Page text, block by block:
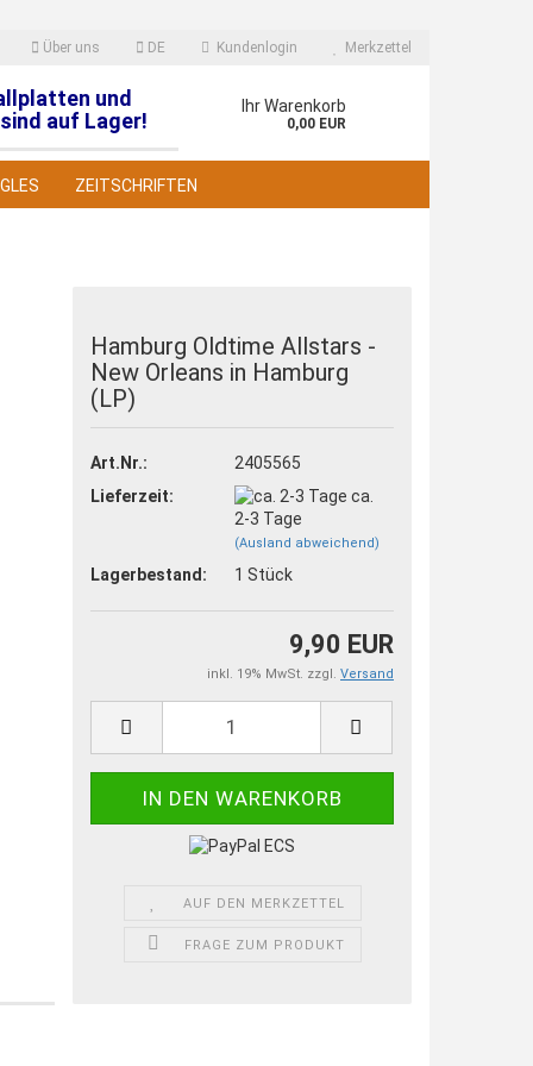
Über uns DE Kundenlogin
vergessen?
Merkzettel
und
auf Lager!
Ihr Warenkorb
0,00 EUR
ZEITSCHRIFTEN
Hamburg Oldtime Allstars -
New Orleans in Hamburg
(LP)
Art.Nr.:
2405565
Lieferzeit:
ca.
2-3 Tage
(Ausland abweichend)
Lagerbestand: 1Stück
9,90 EUR
inkl. 19% MwSt. zzgl. Versand
AUF DEN MERKZETTEL
FRAGE ZUM PRODUKT